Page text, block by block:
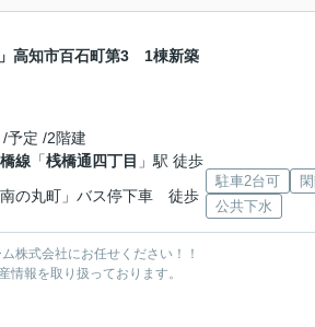
」高知市百石町第3 1棟新築
予定 /2階建
線 「桟橋通四丁目 」駅 徒歩
南の丸町」バス停下車 徒歩
駐車2台可
公共下水
株式会社にお任せください！！
報を取り扱っております。